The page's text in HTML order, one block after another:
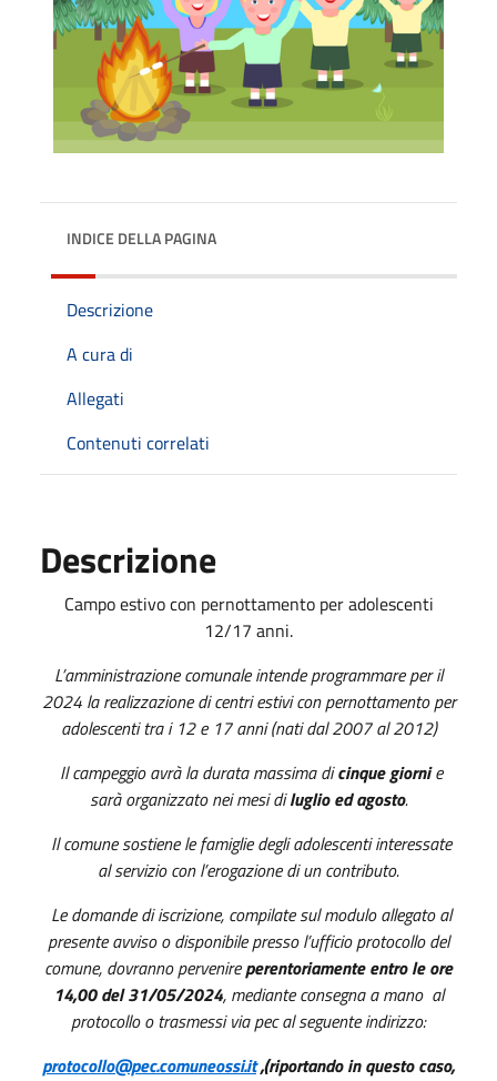
INDICE DELLA PAGINA
Descrizione
A cura di
Allegati
Contenuti correlati
Descrizione
Campo estivo con pernottamento per adolescenti
12/17 anni.
L’amministrazione comunale intende programmare per il
2024 la realizzazione di centri estivi con pernottamento per
adolescenti tra i 12 e 17 anni (nati dal 2007 al 2012)
Il campeggio avrà la durata massima dicinque giornie
sarà organizzato nei mesi diluglio ed agosto.
Il comune sostiene le famiglie degli adolescenti interessate
al servizio con l’erogazione di un contributo.
Le domande di iscrizione, compilate sul modulo allegato al
presente avviso o disponibile presso l’ufficio protocollo del
comune, dovranno pervenireperentoriamente entro le ore
14,00 del 31/05/2024, mediante consegna a mano al
protocollo o trasmessi via pec al seguente indirizzo:
protocollo@pec.comuneossi.it,(riportando in questo caso,